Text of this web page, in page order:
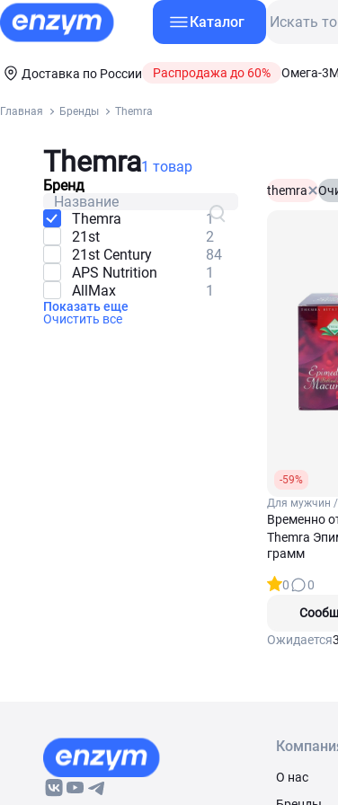
Каталог
Доставка по России Распродажа до 60% Омега-3
Главная Бренды Themra
Themra1 товар
Бренд
Themra
1
21st
2
21st Century
84
APS Nutrition
1
AllMax
1
Показать еще
Очистить все
themra
-59%
Для мужчин
Временно
Themra
грамм
0
0
Ожидается
О нас